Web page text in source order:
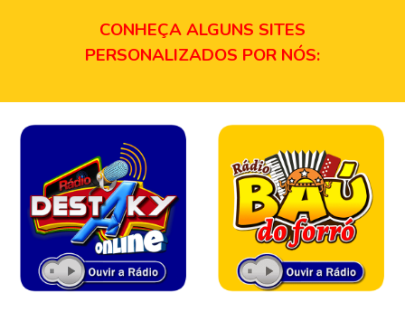
CONHEÇA ALGUNS SITES
PERSONALIZADOS POR NÓS: